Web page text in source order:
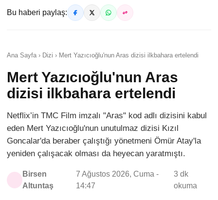
Bu haberi paylaş:
Ana Sayfa › Dizi › Mert Yazıcıoğlu'nun Aras dizisi ilkbahara ertelendi
Mert Yazıcıoğlu'nun Aras
dizisi ilkbahara ertelendi
Netflix’in TMC Film imzalı "Aras" kod adlı dizisini kabul
eden Mert Yazıcıoğlu'nun unutulmaz dizisi Kızıl
Goncalar'da beraber çalıştığı yönetmeni Ömür Atay'la
yeniden çalışacak olması da heyecan yaratmıştı.
Birsen
Altuntaş
7 Ağustos 2026, Cuma -
14:47
3 dk
okuma